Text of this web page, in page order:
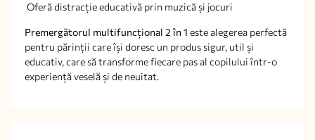
Oferă distracție educativă prin muzică și jocuri
Premergătorul multifuncțional 2 în 1 este alegerea perfectă
pentru părinții care își doresc un produs sigur, util și
educativ, care să transforme fiecare pas al copilului într-o
experiență veselă și de neuitat.